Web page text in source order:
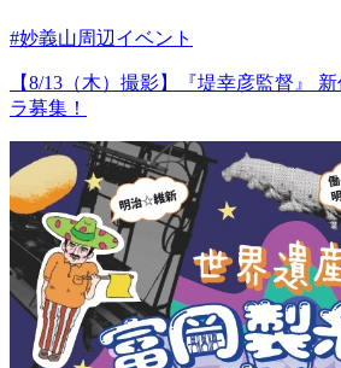
#妙義山周辺イベント
【8/13（木）撮影】『堤幸彦監督』
ラ募集！